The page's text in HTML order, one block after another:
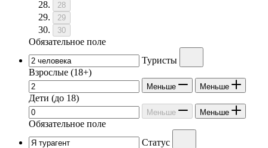
28
29
30
Обязательное поле
Туристы
Взрослые (18+)
Меньше Меньше
Дети (до 18)
Меньше Меньше
Обязательное поле
Статус